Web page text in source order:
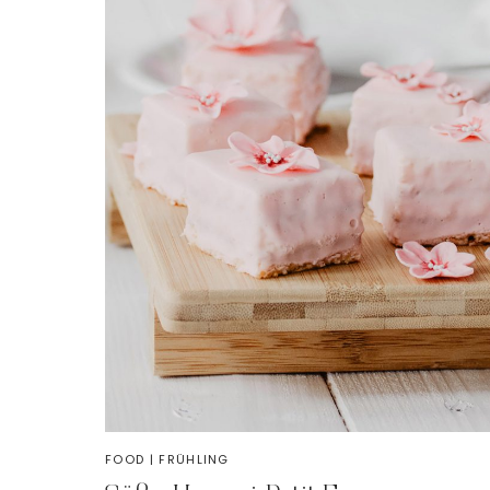
FOOD | FRÜHLING